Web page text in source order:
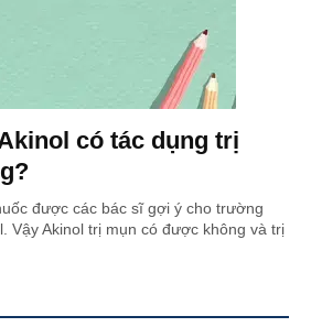
có tác dụng trị
được các bác sĩ gợi ý cho trường
Vậy Akinol trị mụn có được không và trị